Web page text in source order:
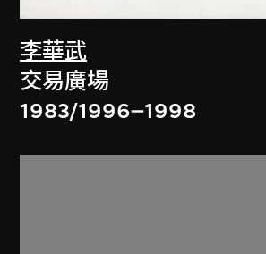
李華武
交易廣場
1983/1996–1998